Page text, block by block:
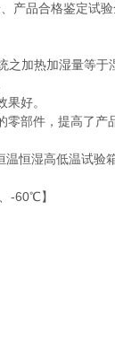
产品合格鉴定试验
加热加湿量等于
好。
部件，提高了产
-60℃】